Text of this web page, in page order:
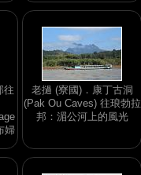
往
婦
老撾 (寮國)．康丁古洞
(Pak Ou Caves) 往琅勃拉
邦：湄公河上的風光